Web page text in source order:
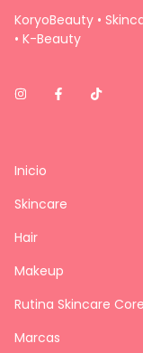
KoryoBeauty •
• K-Beauty
Inicio
Skincare
Hair
Makeup
Rutina Skincare
Marcas